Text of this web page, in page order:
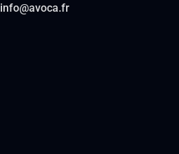
info@avoca.fr